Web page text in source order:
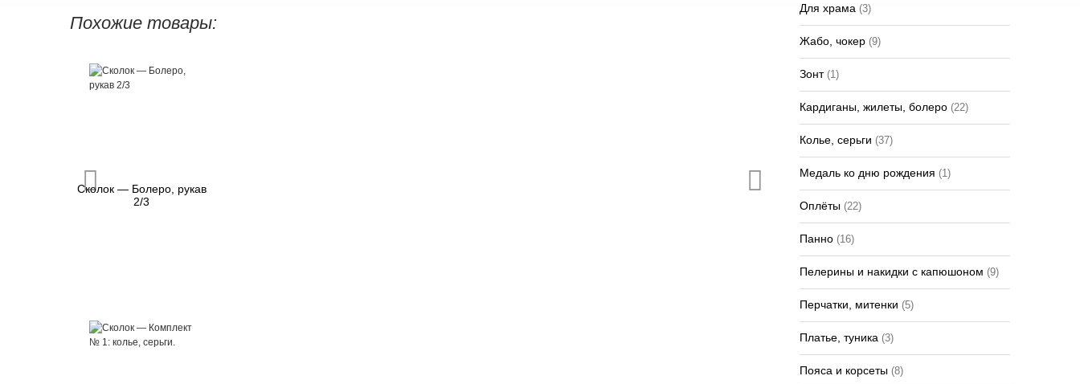
Похожие товары:
Сколок — Болеро, рукав
2/3
Для храма(3)
Жабо, чокер(9)
Зонт(1)
Кардиганы, жилеты, болеро(22)
Колье, серьги (37)
Медаль ко дню рождения (1)
Оплёты(22)
Панно(16)
Пелерины и накидки с капюшоном (9)
Перчатки, митенки (5)
Платье, туника(3)
Пояса и корсеты(8)